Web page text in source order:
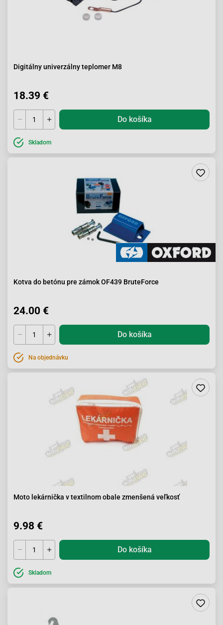
Digitálny univerzálny teplomer M8
18.39 €
Do košíka
Skladom
Kotva do betónu pre zámok OF439 BruteForce
24.00 €
Do košíka
Na objednávku
Moto lekárnička v textilnom obale zmenšená veľkosť
9.98 €
Do košíka
Skladom